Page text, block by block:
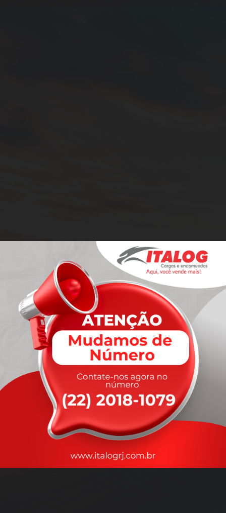
rapidez
que você precisa,
com a qualidade que vocêmerece.
Nossos motoristas são treinados para garantir a máxima
durante o transporte, com rastreamento em tempo real.